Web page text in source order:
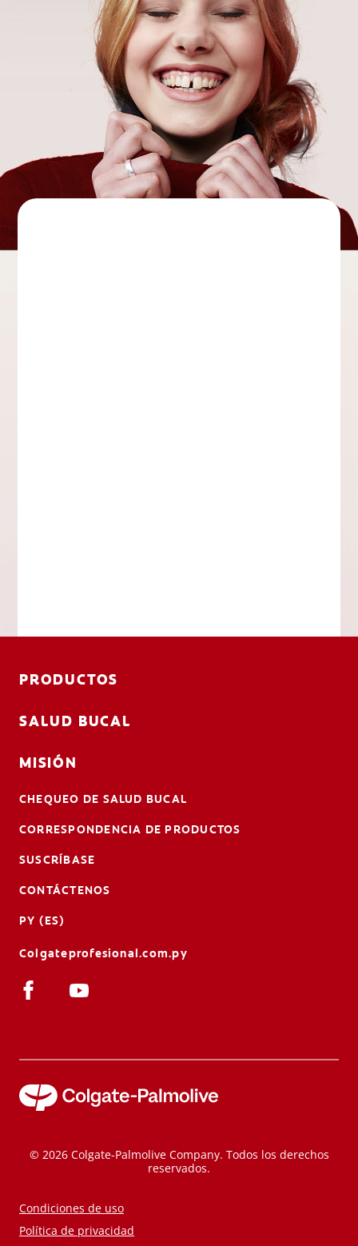
PRODUCTOS
SALUD BUCAL
MISIÓN
CHEQUEO DE SALUD BUCAL
CORRESPONDENCIA DE PRODUCTOS
SUSCRÍBASE
CONTÁCTENOS
PY (ES)
Colgateprofesional.com.py
© 2026 Colgate-Palmolive Company. Todos los derechos
reservados.
Condiciones de uso
Política de privacidad